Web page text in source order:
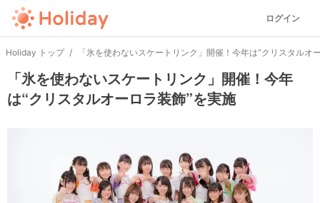
ログイン
Holiday トップ 「氷を使わないスケートリンク」開催！今年は“クリスタルオ
「氷を使わないスケートリンク」開催！今年
は“クリスタルオーロラ装飾”を実施